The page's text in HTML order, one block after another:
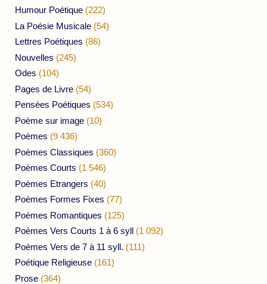
Humour Poétique (222)
La Poésie Musicale (54)
Lettres Poétiques (86)
Nouvelles (245)
Odes (104)
Pages de Livre (54)
Pensées Poétiques (534)
Poème sur image (10)
Poèmes (9 436)
Poèmes Classiques (360)
Poèmes Courts (1 546)
Poèmes Etrangers (40)
Poèmes Formes Fixes (77)
Poèmes Romantiques (125)
Poèmes Vers Courts 1 à 6 syll (1 092)
Poèmes Vers de 7 à 11 syll. (111)
Poétique Religieuse (161)
Prose (364)